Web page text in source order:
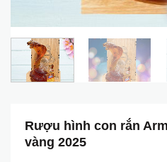
Rượu hình con rắn
vàng 2025